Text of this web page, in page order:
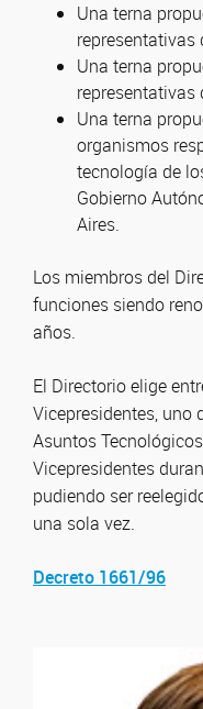
Una terna
representativas
Una terna
representativas
Una terna
organismos
tecnología de
Gobierno
Aires.
Los miembros del
funciones siendo
años.
El Directorio elige
Vicepresidentes, uno
Asuntos
Vicepresidentes
pudiendo ser
una sola vez.
Decreto 1661/96